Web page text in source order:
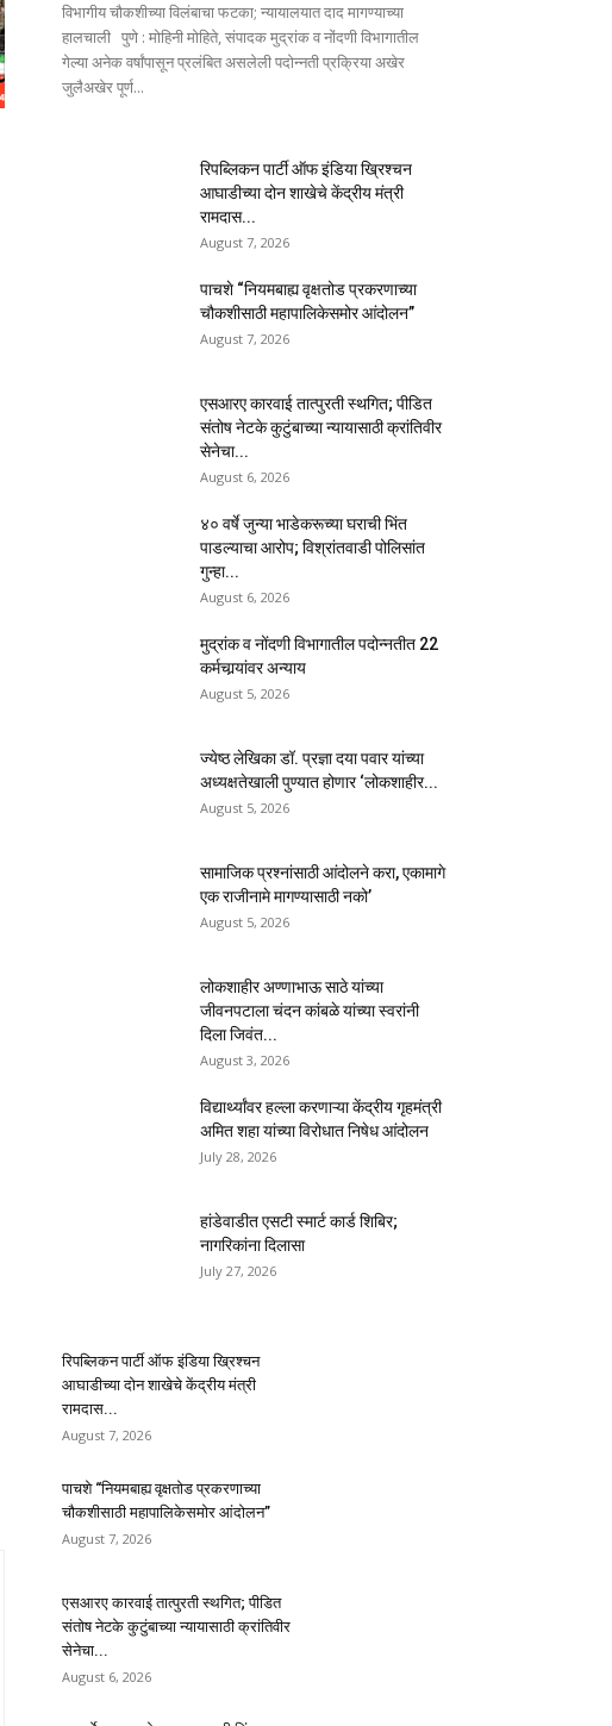
विभागीय चौकशीच्या विलंबाचा फटका; न्यायालयात दाद मागण्याच्या
हालचाली पुणे : मोहिनी मोहिते, संपादक मुद्रांक व नोंदणी विभागातील
गेल्या अनेक वर्षांपासून प्रलंबित असलेली पदोन्नती प्रक्रिया अखेर
जुलैअखेर पूर्ण...
रिपब्लिकन पार्टी ऑफ इंडिया ख्रिश्चन
आघाडीच्या दोन शाखेचे केंद्रीय मंत्री
रामदास...
August 7, 2026
पाचशे “नियमबाह्य वृक्षतोड प्रकरणाच्या
चौकशीसाठी महापालिकेसमोर आंदोलन”
August 7, 2026
एसआरए कारवाई तात्पुरती स्थगित; पीडित
संतोष नेटके कुटुंबाच्या न्यायासाठी क्रांतिवीर
सेनेचा...
August 6, 2026
४० वर्षे जुन्या भाडेकरूच्या घराची भिंत
पाडल्याचा आरोप; विश्रांतवाडी पोलिसांत
गुन्हा...
August 6, 2026
मुद्रांक व नोंदणी विभागातील पदोन्नतीत 22
कर्मचार्‍यांवर अन्याय
August 5, 2026
ज्येष्ठ लेखिका डॉ. प्रज्ञा दया पवार यांच्या
अध्यक्षतेखाली पुण्यात होणार ‘लोकशाहीर...
August 5, 2026
सामाजिक प्रश्नांसाठी आंदोलने करा, एकामागे
एक राजीनामे मागण्यासाठी नको’
August 5, 2026
लोकशाहीर अण्णाभाऊ साठे यांच्या
जीवनपटाला चंदन कांबळे यांच्या स्वरांनी
दिला जिवंत...
August 3, 2026
विद्यार्थ्यांवर हल्ला करणाऱ्या केंद्रीय गृहमंत्री
अमित शहा यांच्या विरोधात निषेध आंदोलन
July 28, 2026
हांडेवाडीत एसटी स्मार्ट कार्ड शिबिर;
नागरिकांना दिलासा
July 27, 2026
रिपब्लिकन पार्टी ऑफ इंडिया ख्रिश्चन
आघाडीच्या दोन शाखेचे केंद्रीय मंत्री
रामदास...
August 7, 2026
पाचशे “नियमबाह्य वृक्षतोड प्रकरणाच्या
चौकशीसाठी महापालिकेसमोर आंदोलन”
August 7, 2026
एसआरए कारवाई तात्पुरती स्थगित; पीडित
संतोष नेटके कुटुंबाच्या न्यायासाठी क्रांतिवीर
सेनेचा...
August 6, 2026